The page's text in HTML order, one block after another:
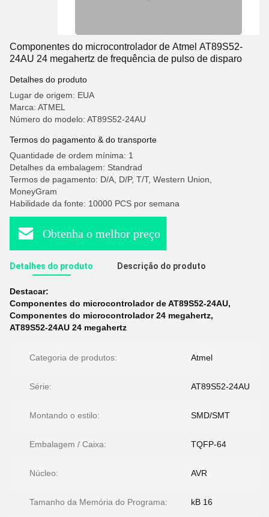
Componentes do microcontrolador de Atmel AT89S52-
24AU 24 megahertz de frequência de pulso de disparo
Detalhes do produto
Lugar de origem: EUA
Marca: ATMEL
Número do modelo: AT89S52-24AU
Termos do pagamento & do transporte
Quantidade de ordem mínima: 1
Detalhes da embalagem: Standrad
Termos de pagamento: D/A, D/P, T/T, Western Union,
MoneyGram
Habilidade da fonte: 10000 PCS por semana
Obtenha o melhor preço
Detalhes do produto Descrição do produto
Destacar:
Componentes do microcontrolador de AT89S52-24AU,
Componentes do microcontrolador 24 megahertz,
AT89S52-24AU 24 megahertz
Categoria de produtos: Atmel
Série: AT89S52-24AU
Montando o estilo: SMD/SMT
Embalagem / Caixa: TQFP-64
Núcleo: AVR
Tamanho da Memória do Programa: kB 16